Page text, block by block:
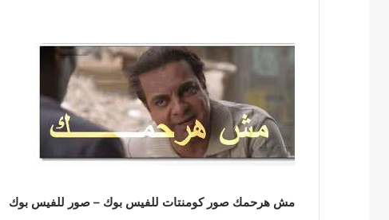
مش هرحمك صور كومنتات للفيس بوك – صور للفيس بوك